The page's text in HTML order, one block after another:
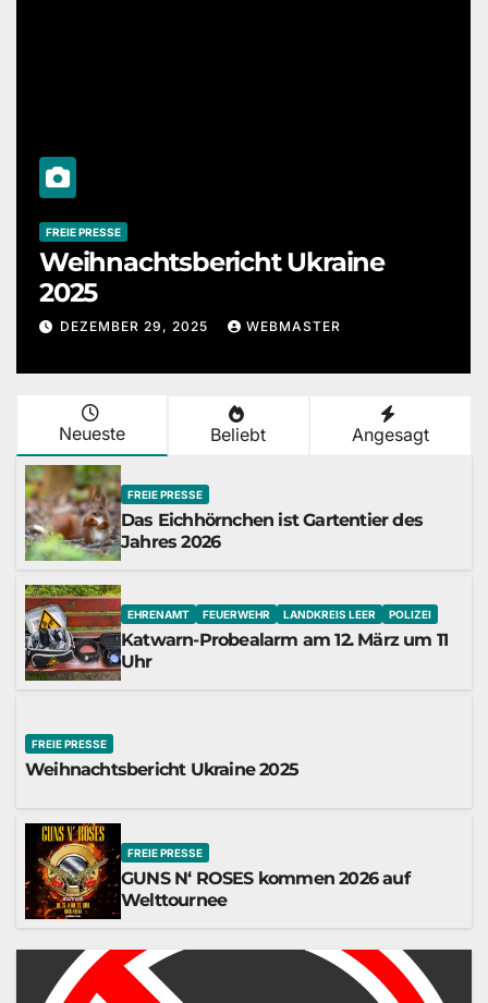
FREIE PRESSE
Weihnachtsbericht Ukraine
2025
DEZEMBER 29, 2025 WEBMASTER
Neueste Beliebt Angesagt
FREIE PRESSE
Das Eichhörnchen ist Gartentier des
Jahres 2026
EHRENAMT FEUERWEHR LANDKREIS LEER POLIZEI
Katwarn-Probealarm am 12. März um 11
Uhr
FREIE PRESSE
Weihnachtsbericht Ukraine 2025
FREIE PRESSE
GUNS N‘ ROSES kommen 2026 auf
Welttournee